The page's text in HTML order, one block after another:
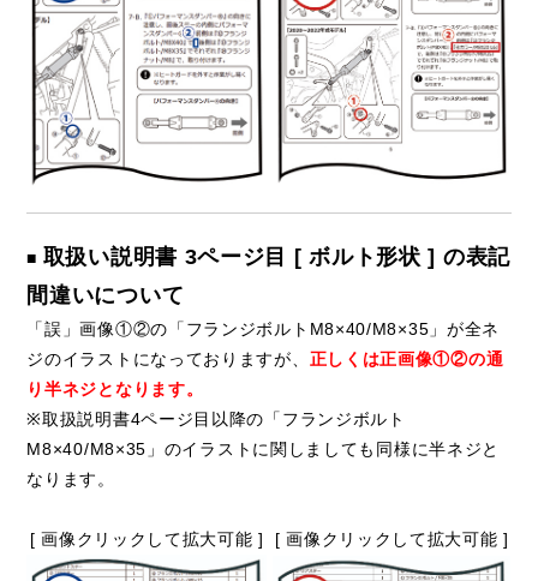
■ 取扱い説明書 3ページ目 [ ボルト形状 ] の表記
間違いについて
「誤」画像①②の「フランジボルトM8×40/M8×35」が全ネ
ジのイラストになっておりますが、 正しくは正画像①②の通
り半ネジとなります。
※取扱説明書4ページ目以降の「フランジボルト
M8×40/M8×35」のイラストに関しましても同様に半ネジと
なります。
[ 画像クリックして拡大可能 ] [ 画像クリックして拡大可能 ]